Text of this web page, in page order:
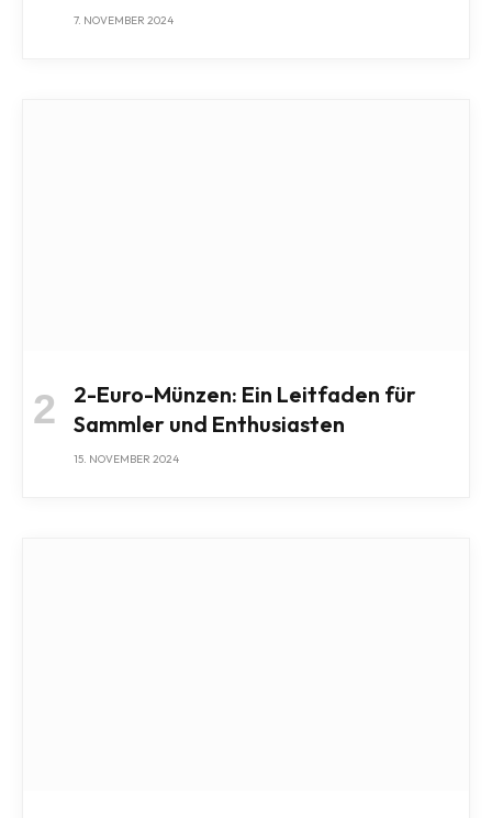
7. NOVEMBER 2024
2-Euro-Münzen: Ein Leitfaden für
Sammler und Enthusiasten
15. NOVEMBER 2024